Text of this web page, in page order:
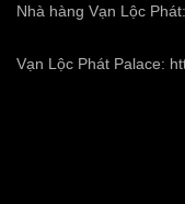
Nhà hàng Vạn Lộc Phát:
Vạn Lộc Phát Palace: